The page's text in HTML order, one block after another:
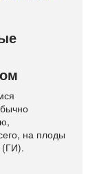
на плоды
(ГИ).